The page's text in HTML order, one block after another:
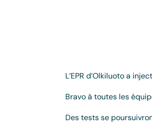
L’EPR d’Olkiluoto a
Bravo à toutes les
Des tests se